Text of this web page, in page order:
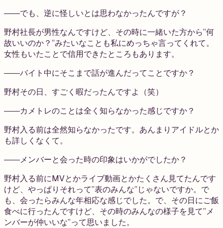
――でも、逆に怪しいとは思わなかったんですが？
野村社長が男性なんですけど、その時に一緒いた方から”何
故いいのか？”みたいなことも私にめっちゃ言ってくれて。
女性もいたことで信用できたところもあります。
――バイト中にそこまで話が進んだってことですか？
野村その日、すごく暇だったんですよ（笑）
――カメトレのことは全く知らなかった感じですか？
野村入る前は全然知らなかったです。あんまりアイドルとか
も詳しくなくて。
――メンバーと会った時の印象はいかがでしたか？
野村入る前にMVとかライブ動画とかたくさん見てたんです
けど、やっぱりそれって”表のみんな”じゃないですか。で
も、会ったらみんな年相応な感じでした。で、その日にご飯
食べに行ったんですけど、その時のみんなの様子を見て”メ
ンバーが仲いいな”って思いました。